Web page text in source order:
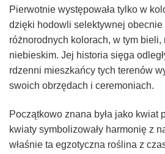
Pierwotnie występowała tylko w
dzięki hodowli selektywnej obecnie
różnorodnych kolorach, w tym bieli,
niebieskim. Jej historia sięga
rdzenni mieszkańcy tych terenów
swoich obrzędach i ceremoniach.
Początkowo znana była jako kwiat
kwiaty symbolizowały harmonię z
właśnie ta egzotyczna roślina z